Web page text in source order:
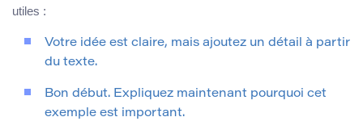
utiles :
Votre idée est claire, mais ajoutez un détail à partir
du texte.
Bon début. Expliquez maintenant pourquoi cet
exemple est important.